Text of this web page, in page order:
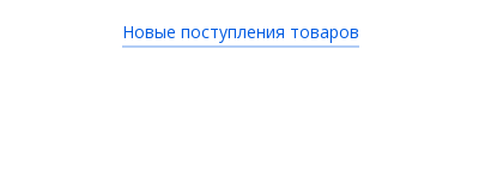
Новые поступления товаров